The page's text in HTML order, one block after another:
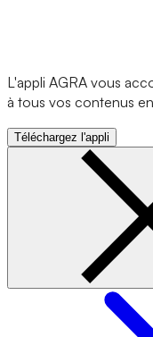
L'appli AGRA vous
à tous vos contenus
Téléchargez l'appli